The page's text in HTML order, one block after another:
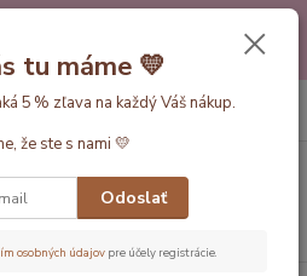
s výberom? Neváhajte a zavolajte
Sme tu pre Vás.💛 Petra a babička
Monička
EUR
tu máme 💛
5 % zľava na každý Váš nákup.
že ste s nami 💛
Odoslať
osobných údajov pre účely registrácie.